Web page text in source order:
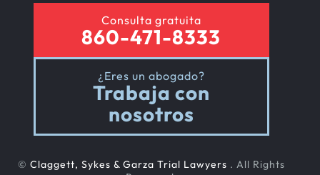
Consulta gratuita
860-471-8333
¿Eres un abogado?
Trabaja con
nosotros
© Claggett, Sykes & Garza Trial Lawyers . All Rights